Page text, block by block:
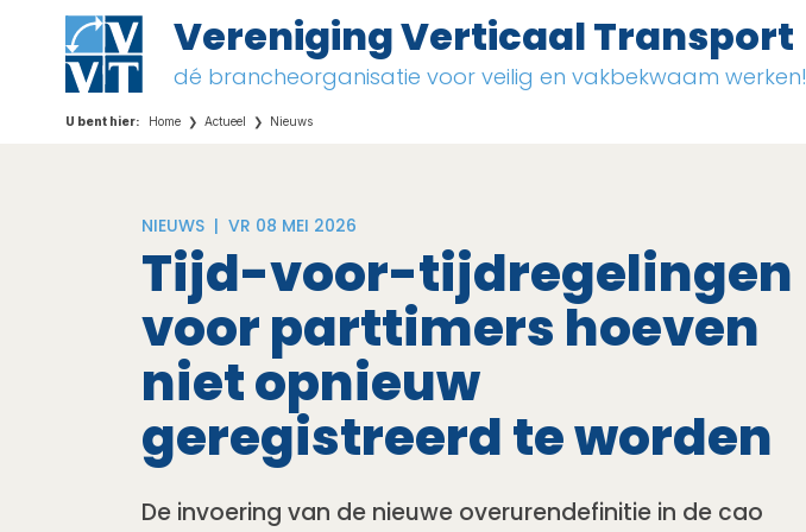
Vereniging Verticaal Transport
dé brancheorganisatie voor veilig en vakbekwaam werken!
Home Actueel Nieuws
NIEUWS |VR 08 MEI 2026
Tijd-voor-tijdregelingen
voor parttimers hoeven
niet opnieuw
geregistreerd te worden
De invoering van de nieuwe overurendefinitie in de cao